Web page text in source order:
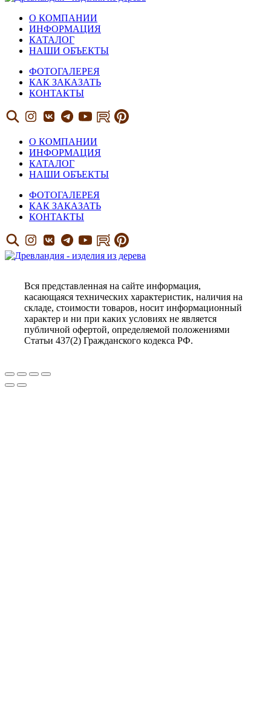
О КОМПАНИИ
ИНФОРМАЦИЯ
КАТАЛОГ
НАШИ ОБЪЕКТЫ
ФОТОГАЛЕРЕЯ
КАК ЗАКАЗАТЬ
КОНТАКТЫ
О КОМПАНИИ
ИНФОРМАЦИЯ
КАТАЛОГ
НАШИ ОБЪЕКТЫ
ФОТОГАЛЕРЕЯ
КАК ЗАКАЗАТЬ
КОНТАКТЫ
Вся представленная на сайте информация,
касающаяся технических характеристик, наличия на
складе, стоимости товаров, носит информационный
характер и ни при каких условиях не является
публичной офертой, определяемой положениями
Статьи 437(2) Гражданского кодекса РФ.